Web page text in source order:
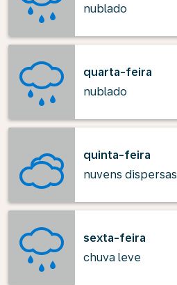
nublado
quarta-feira
nublado
quinta-feira
nuvens dispersas
sexta-feira
chuva leve